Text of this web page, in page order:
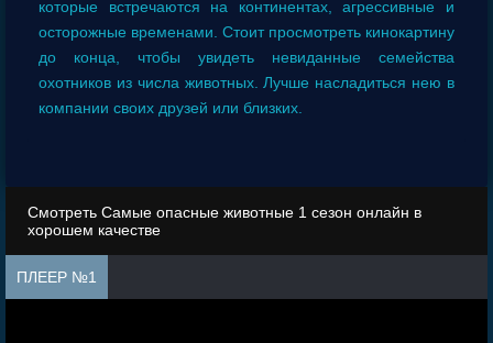
которые встречаются на континентах, агрессивные и
осторожные временами. Стоит просмотреть кинокартину
до конца, чтобы увидеть невиданные семейства
охотников из числа животных. Лучше насладиться нею в
компании своих друзей или близких.
Смотреть Самые опасные животные 1 сезон онлайн в
хорошем качестве
ПЛЕЕР №1